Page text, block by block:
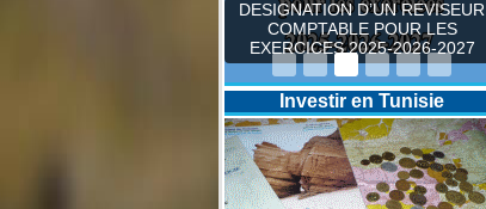
DESIGNATION D’UN REVISEUR
COMPTABLE POUR LES
EXERCICES 2025-2026-2027
Investir en Tunisie